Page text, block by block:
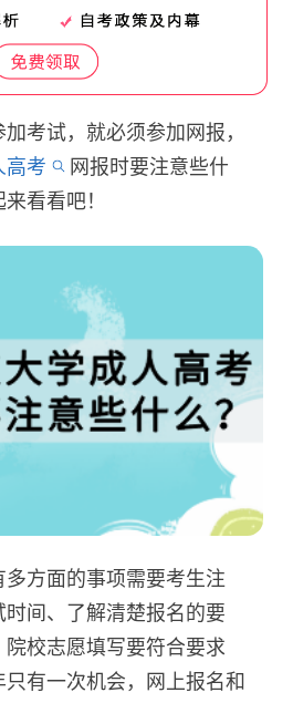
试，就必须参加网报，
高考
网报时要注意些什
看看吧！
方面的事项需要考生注
间、了解清楚报名的要
校志愿填写要符合要求
有一次机会，网上报名和